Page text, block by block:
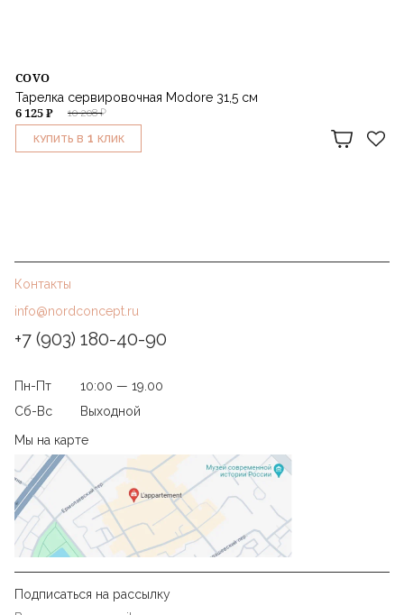
COVO
Тарелка сервировочная Modore 31,5 см
10 208 ₽
6 125 ₽
КУПИТЬ В 1 КЛИК
Контакты
info@nordconcept.ru
+7 (903) 180-40-90
Пн-Пт
10:00 — 19.00
Сб-Вс
Выходной
Мы на карте
Подписаться на рассылку